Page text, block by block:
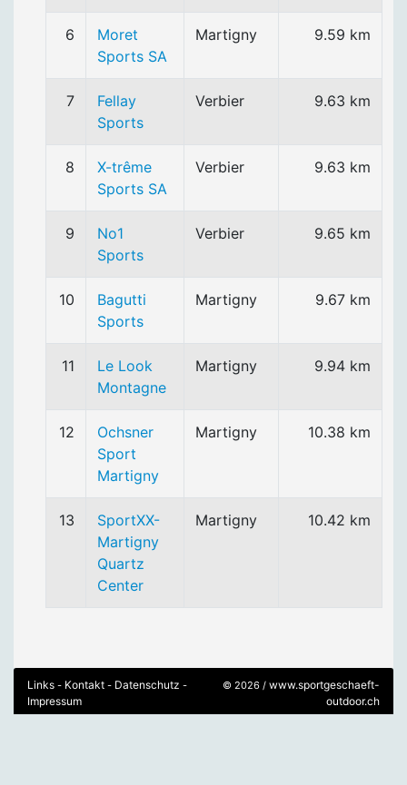
6
Moret
Sports SA
Martigny 9.59 km
7
Fellay
Sports
Verbier 9.63 km
8
X-trême
Sports SA
Verbier 9.63 km
9
No1
Sports
Verbier 9.65 km
10
Bagutti
Sports
Martigny 9.67 km
11
Le Look
Montagne
Martigny 9.94 km
12
Ochsner
Sport
Martigny
Martigny 10.38 km
13
SportXX-
Martigny
Quartz
Center
Martigny 10.42 km
Links - Kontakt - Datenschutz -
Impressum
© 2026 / www.sportgeschaeft-
outdoor.ch